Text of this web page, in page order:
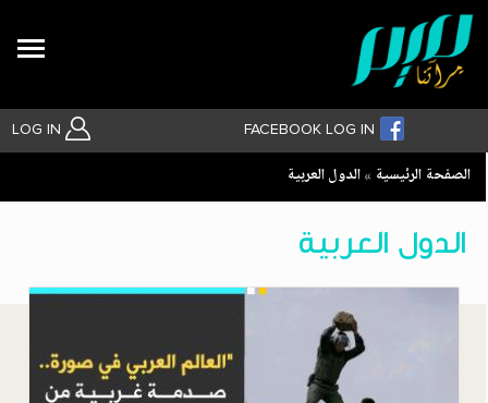
LOG IN FACEBOOK LOG IN
Breadcrumb
الصفحة الرئيسية الدول العربية
الدول العربية